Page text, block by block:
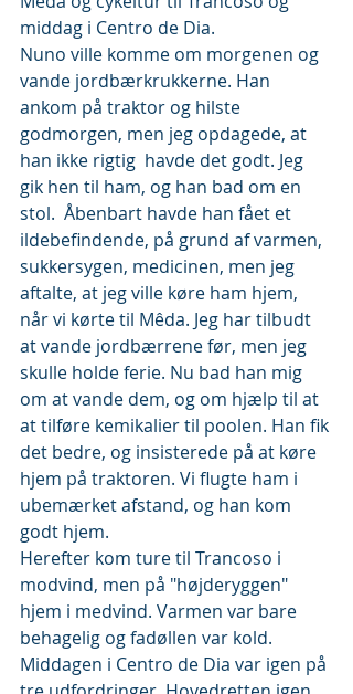
middag i Centro de Dia.
Nuno ville komme om morgenen og
vande jordbærkrukkerne. Han
ankom på traktor og hilste
godmorgen, men jeg opdagede, at
han ikke rigtig  havde det godt. Jeg
gik hen til ham, og han bad om en
stol.  Åbenbart havde han fået et
ildebefindende, på grund af varmen,
sukkersygen, medicinen, men jeg
aftalte, at jeg ville køre ham hjem,
når vi kørte til Mêda. Jeg har tilbudt
at vande jordbærrene før, men jeg
skulle holde ferie. Nu bad han mig
om at vande dem, og om hjælp til at
at tilføre kemikalier til poolen. Han fik
det bedre, og insisterede på at køre
hjem på traktoren. Vi flugte ham i
ubemærket afstand, og han kom
godt hjem.
Herefter kom ture til Trancoso i
modvind, men på "højderyggen"
hjem i medvind. Varmen var bare
behagelig og fadøllen var kold.
Middagen i Centro de Dia var igen på